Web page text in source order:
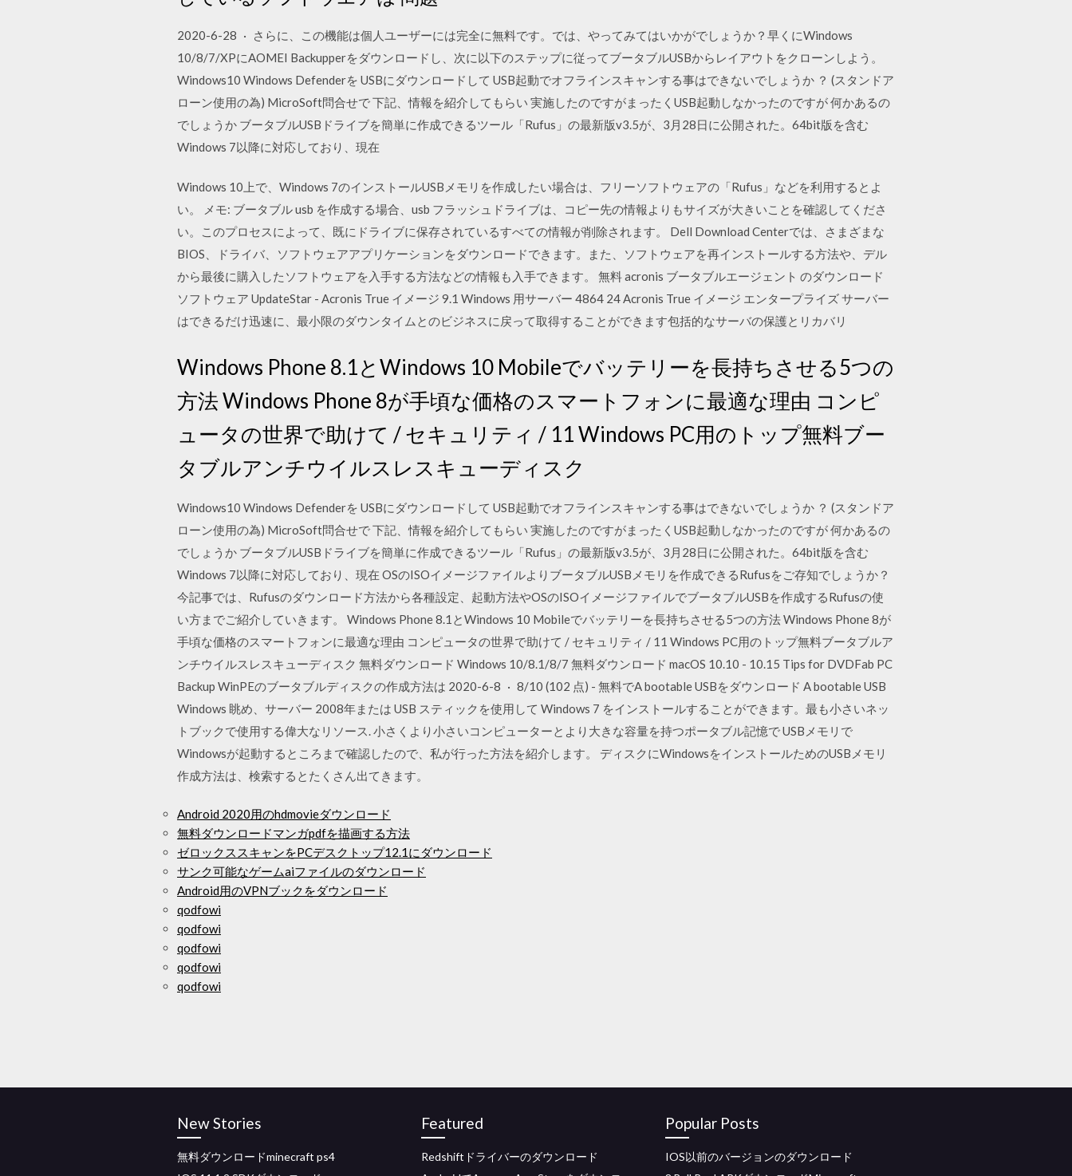
2020-6-28 · さらに、この機能は個人ユーザーには完全に無料です。では、やってみてはいかがでしょうか？早くにWindows
10/8/7/XPにAOMEI Backupperをダウンロードし、次に以下のステップに従ってブータブルUSBからレイアウトをクローンしよう。
Windows10 Windows Defenderを USBにダウンロードして USB起動でオフラインスキャンする事はできないでしょうか ？ (スタンドア
ローン使用の為) MicroSoft問合せで 下記、情報を紹介してもらい 実施したのですがまったくUSB起動しなかったのですが 何かあるの
でしょうか ブータブルUSBドライブを簡単に作成できるツール「Rufus」の最新版v3.5が、3月28日に公開された。64bit版を含む
Windows 7以降に対応しており、現在
Windows 10上で、Windows 7のインストールUSBメモリを作成したい場合は、フリーソフトウェアの「Rufus」などを利用するとよ
い。 メモ: ブータブル usb を作成する場合、usb フラッシュドライブは、コピー先の情報よりもサイズが大きいことを確認してくださ
い。このプロセスによって、既にドライブに保存されているすべての情報が削除されます。 Dell Download Centerでは、さまざまな
BIOS、ドライバ、ソフトウェアアプリケーションをダウンロードできます。また、ソフトウェアを再インストールする方法や、デル
から最後に購入したソフトウェアを入手する方法などの情報も入手できます。 無料 acronis ブータブルエージェント のダウンロード
ソフトウェア UpdateStar - Acronis True イメージ 9.1 Windows 用サーバー 4864 24 Acronis True イメージ エンタープライズ サーバー
はできるだけ迅速に、最小限のダウンタイムとのビジネスに戻って取得することができます包括的なサーバの保護とリカバリ
Windows Phone 8.1とWindows 10 Mobileでバッテリーを長持ちさせる5つの
方法 Windows Phone 8が手頃な価格のスマートフォンに最適な理由 コンピ
ュータの世界で助けて / セキュリティ / 11 Windows PC用のトップ無料ブー
タブルアンチウイルスレスキューディスク
Windows10 Windows Defenderを USBにダウンロードして USB起動でオフラインスキャンする事はできないでしょうか ？ (スタンドア
ローン使用の為) MicroSoft問合せで 下記、情報を紹介してもらい 実施したのですがまったくUSB起動しなかったのですが 何かあるの
でしょうか ブータブルUSBドライブを簡単に作成できるツール「Rufus」の最新版v3.5が、3月28日に公開された。64bit版を含む
Windows 7以降に対応しており、現在 OSのISOイメージファイルよりブータブルUSBメモリを作成できるRufusをご存知でしょうか？
今記事では、Rufusのダウンロード方法から各種設定、起動方法やOSのISOイメージファイルでブータブルUSBを作成するRufusの使
い方までご紹介していきます。 Windows Phone 8.1とWindows 10 Mobileでバッテリーを長持ちさせる5つの方法 Windows Phone 8が
手頃な価格のスマートフォンに最適な理由 コンピュータの世界で助けて / セキュリティ / 11 Windows PC用のトップ無料ブータブルア
ンチウイルスレスキューディスク 無料ダウンロード Windows 10/8.1/8/7 無料ダウンロード macOS 10.10 - 10.15 Tips for DVDFab PC
Backup WinPEのブータブルディスクの作成方法は 2020-6-8 · 8/10 (102 点) - 無料でA bootable USBをダウンロード A bootable USB
Windows 眺め、サーバー 2008年または USB スティックを使用して Windows 7 をインストールすることができます。最も小さいネッ
トブックで使用する偉大なリソース. 小さくより小さいコンピューターとより大きな容量を持つポータブル記憶で USBメモリで
Windowsが起動するところまで確認したので、私が行った方法を紹介します。 ディスクにWindowsをインストールためのUSBメモリ
作成方法は、検索するとたくさん出てきます。
Android 2020用のhdmovieダウンロード
無料ダウンロードマンガpdfを描画する方法
ゼロックススキャンをPCデスクトップ12.1にダウンロード
サンク可能なゲームaiファイルのダウンロード
Android用のVPNブックをダウンロード
qodfowi
qodfowi
qodfowi
qodfowi
qodfowi
New Stories
無料ダウンロードminecraft ps4
Featured
Redshiftドライバーのダウンロード
Popular Posts
IOS以前のバージョンのダウンロード